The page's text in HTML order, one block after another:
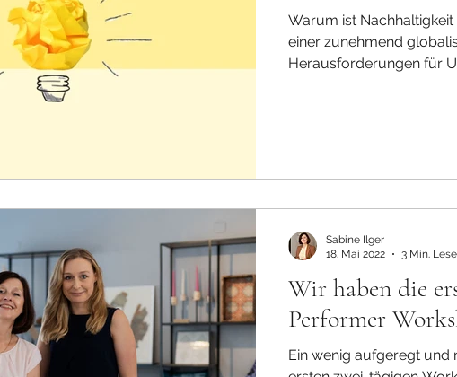
Warum ist
einer zunehmend
Herausforderungen für
Wir haben die
Performer
Ein wenig aufgeregt und
Sabine Ilger
18. Mai 2022
3 Min.